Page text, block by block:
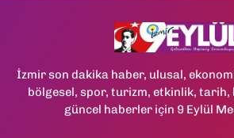
İzmir son dakika haber, ulusal,
bölgesel, spor, turizm, etkinlik, tarih,
güncel haberler için 9 Eylül